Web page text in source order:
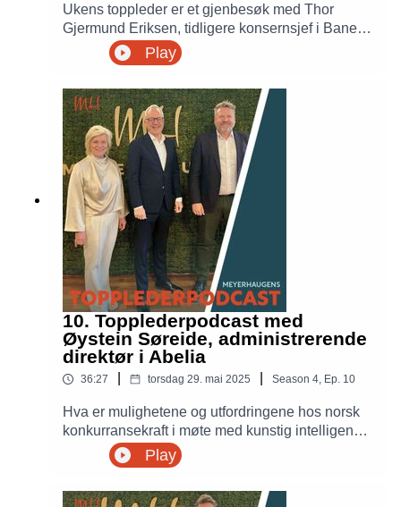
Ukens toppleder er et gjenbesøk med Thor
Gjermund Eriksen, tidligere konsernsjef i Bane
NOR, kringkastingssjef og konsernsjef i Amedia.
Eriksen deler sine tanker om norsk samferdsel
ledere og styre. Han deler også sine tanker om
toppledelse etter mange år som øverste leder i
ganske ulike organisasjoner.
Play
10. Topplederpodcast med
Øystein Søreide, administrerende
direktør i Abelia
36:27 torsdag 29. mai 2025 Season 4, Ep. 10
Hva er mulighetene og utfordringene hos norsk
konkurransekraft i møte med kunstig intelligens
og teknologiutvikling? Ukens gjest,
administrerende direktør i Abelia, Øystein
Søreide deler refleksjoner rundt viktigheten av å
Play